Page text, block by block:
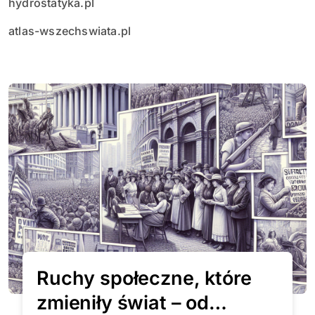
hydrostatyka.pl
atlas-wszechswiata.pl
Ruchy społeczne, które
zmieniły świat – od